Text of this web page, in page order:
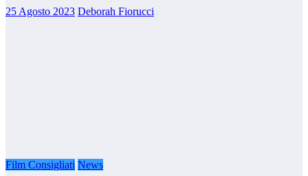
25 Agosto 2023 Deborah Fiorucci
Film Consigliati News